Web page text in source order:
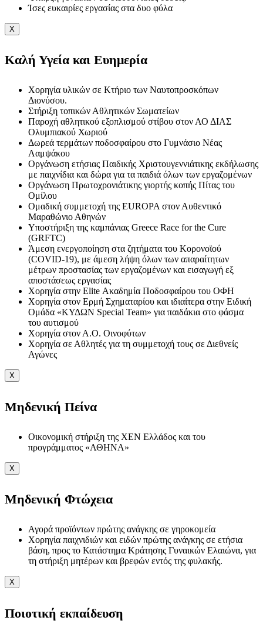
Ίσες ευκαιρίες εργασίας στα δυο φύλα
X
Καλή Υγεία και Ευημερία
Χορηγία υλικών σε Κτήριο των Ναυτοπροσκόπων
Διονύσου.
Στήριξη τοπικών Αθλητικών Σωματείων
Παροχή αθλητικού εξοπλισμού στίβου στον ΑΟ ΔΙΑΣ
Ολυμπιακού Χωριού
Δωρεά τερμάτων ποδοσφαίρου στο Γυμνάσιο Νέας
Λαμψάκου
Οργάνωση ετήσιας Παιδικής Χριστουγεννιάτικης εκδήλωσης
με παιχνίδια και δώρα για τα παιδιά όλων των εργαζομένων
Οργάνωση Πρωτοχρονιάτικης γιορτής κοπής Πίτας του
Ομίλου
Ομαδική συμμετοχή της EUROPA στον Αυθεντικό
Μαραθώνιο Αθηνών
Υποστήριξη της καμπάνιας Greece Race for the Cure
(GRFTC)
Άμεση ενεργοποίηση στα ζητήματα του Κορονοϊού
(COVID-19), με άμεση λήψη όλων των απαραίτητων
μέτρων προστασίας των εργαζομένων και εισαγωγή εξ
αποστάσεως εργασίας
Χορηγία στην Elite Ακαδημία Ποδοσφαίρου του ΟΦΗ
Χορηγία στον Ερμή Σχηματαρίου και ιδιαίτερα στην Ειδική
Ομάδα «ΚΥΔΩΝ Special Team» για παιδάκια στο φάσμα
του αυτισμού
Χορηγία στον Α.Ο. Οινοφύτων
Χορηγία σε Αθλητές για τη συμμετοχή τους σε Διεθνείς
Αγώνες
X
Μηδενική Πείνα
Οικονομική στήριξη της ΧΕΝ Ελλάδος και του
προγράμματος «ΑΘΗΝΑ»
X
Μηδενική Φτώχεια
Αγορά προϊόντων πρώτης ανάγκης σε γηροκομεία
Χορηγία παιχνιδιών και ειδών πρώτης ανάγκης σε ετήσια
βάση, προς το Κατάστημα Κράτησης Γυναικών Ελαιώνα, για
τη στήριξη μητέρων και βρεφών εντός της φυλακής.
X
Ποιοτική εκπαίδευση